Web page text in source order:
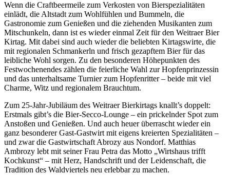
Wenn die Craftbeermeile zum Verkosten von Bierspezialitäten
einlädt, die Altstadt zum Wohlfühlen und Bummeln, die
Gastronomie zum Genießen und die ziehenden Musikanten zum
Mitschunkeln, dann ist es wieder einmal Zeit für den Weitraer Bier
Kirtag. Mit dabei sind auch wieder die beliebten Kirtagswirte, die
mit regionalen Schmankerln und frisch gezapftem Bier für das
leibliche Wohl sorgen. Zu den besonderen Höhepunkten des
Festwochenendes zählen die feierliche Wahl zur Hopfenprinzessin
und das unterhaltsame Turnier zum Hopfenritter – beide mit viel
Charme, Witz und regionalem Brauchtum.
Zum 25-Jahr-Jubiläum des Weitraer Bierkirtags knallt’s doppelt:
Erstmals gibt’s die Bier-Secco-Lounge – ein prickelnder Spot zum
Anstoßen und Genießen. Und auch heuer überrascht wieder ein
ganz besonderer Gast-Gastwirt mit eigens kreierten Spezialitäten –
und zwar die Gastwirtschaft Abrozy aus Nondorf. Matthias
Ambrozy lebt mit seiner Frau Petra das Motto „Wirtshaus trifft
Kochkunst“ – mit Herz, Handschrift und der Leidenschaft, die
Tradition des Waldviertels neu erlebbar zu machen.